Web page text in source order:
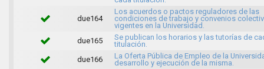
due164
Los acuerdos o pactos reguladores de las
condiciones de trabajo y convenios
vigentes en la Universidad.
due165
Se publican los horarios y las tutorías de
titulación.
due166
La Oferta Pública de Empleo de la
desarrollo y ejecución de la misma.